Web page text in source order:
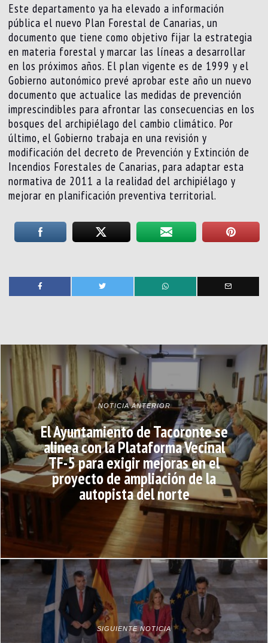
Este departamento ya ha elevado a información
pública el nuevo Plan Forestal de Canarias, un
documento que tiene como objetivo fijar la estrategia
en materia forestal y marcar las líneas a desarrollar
en los próximos años. El plan vigente es de 1999 y el
Gobierno autonómico prevé aprobar este año un nuevo
documento que actualice las medidas de prevención
imprescindibles para afrontar las consecuencias en los
bosques del archipiélago del cambio climático. Por
último, el Gobierno trabaja en una revisión y
modificación del decreto de Prevención y Extinción de
Incendios Forestales de Canarias, para adaptar esta
normativa de 2011 a la realidad del archipiélago y
mejorar en planificación preventiva territorial.
NOTICIA ANTERIOR
El Ayuntamiento de Tacoronte se
alinea con la Plataforma Vecinal
TF-5 para exigir mejoras en el
proyecto de ampliación de la
autopista del norte
SIGUIENTE NOTICIA